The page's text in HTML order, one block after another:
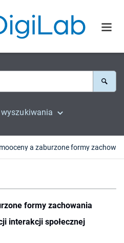
formy zachowania
interakcji społecznej